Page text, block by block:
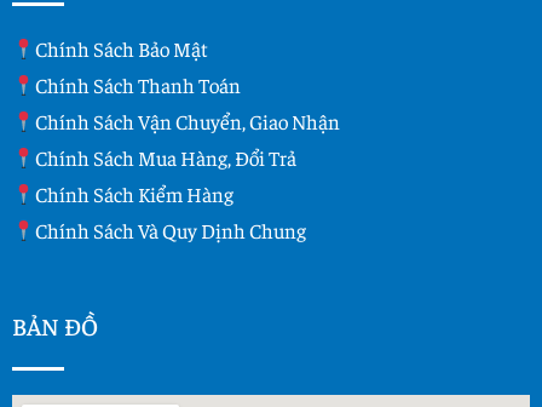
Chính Sách Bảo Mật
Chính Sách Thanh Toán
Chính Sách Vận Chuyển, Giao Nhận
Chính Sách Mua Hàng, Đổi Trả
Chính Sách Kiểm Hàng
Chính Sách Và Quy Dịnh Chung
BẢN ĐỒ